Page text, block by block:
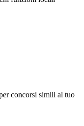
concorsi simili al tuo